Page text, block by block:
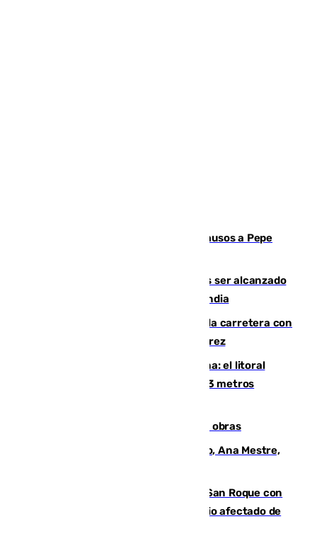
Granada despide con lágrimas y aplausos a Pepe
Un futbolista de 24 años muere tras ser alcanzado
por un rayo durante un partido en Tailandia
Muere un conductor tras salirse de la carretera con
su turismo en la A-480 a la altura de Jerez
Julio supera a junio en basura marina: el litoral
occidental malagueño recoge más de 33 metros
El Cádiz se afila ante un Granada en obras
La nueva presidenta del Parlamento, Ana Mestre,
Estabilizado el incendio forestal de San Roque con
19 familias aún desalojadas y un domicilio afectado de